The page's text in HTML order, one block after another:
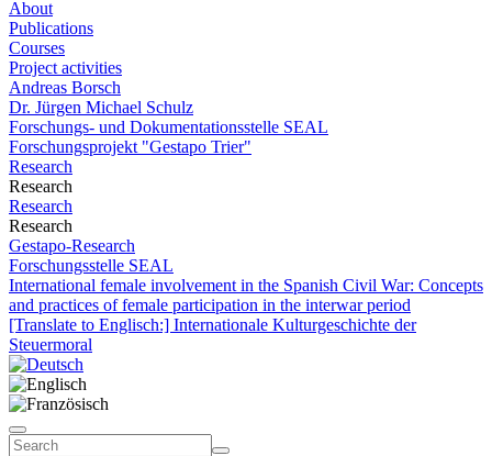
About
Publications
Courses
Project activities
Andreas Borsch
Dr. Jürgen Michael Schulz
Forschungs- und Dokumentationsstelle SEAL
Forschungsprojekt "Gestapo Trier"
Research
Research
Research
Research
Gestapo-Research
Forschungsstelle SEAL
International female involvement in the Spanish Civil War: Concepts
and practices of female participation in the interwar period
[Translate to Englisch:] Internationale Kulturgeschichte der
Steuermoral